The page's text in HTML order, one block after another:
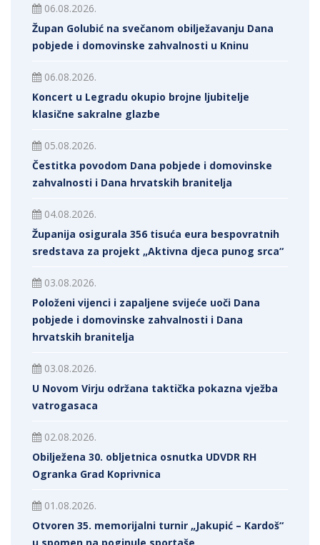
06.08.2026.
Župan Golubić na svečanom obilježavanju Dana
pobjede i domovinske zahvalnosti u Kninu
06.08.2026.
Koncert u Legradu okupio brojne ljubitelje
klasične sakralne glazbe
05.08.2026.
Čestitka povodom Dana pobjede i domovinske
zahvalnosti i Dana hrvatskih branitelja
04.08.2026.
Županija osigurala 356 tisuća eura bespovratnih
sredstava za projekt „Aktivna djeca punog srca“
03.08.2026.
Položeni vijenci i zapaljene svijeće uoči Dana
pobjede i domovinske zahvalnosti i Dana
hrvatskih branitelja
03.08.2026.
U Novom Virju održana taktička pokazna vježba
vatrogasaca
02.08.2026.
Obilježena 30. obljetnica osnutka UDVDR RH
Ogranka Grad Koprivnica
01.08.2026.
Otvoren 35. memorijalni turnir „Jakupić – Kardoš“